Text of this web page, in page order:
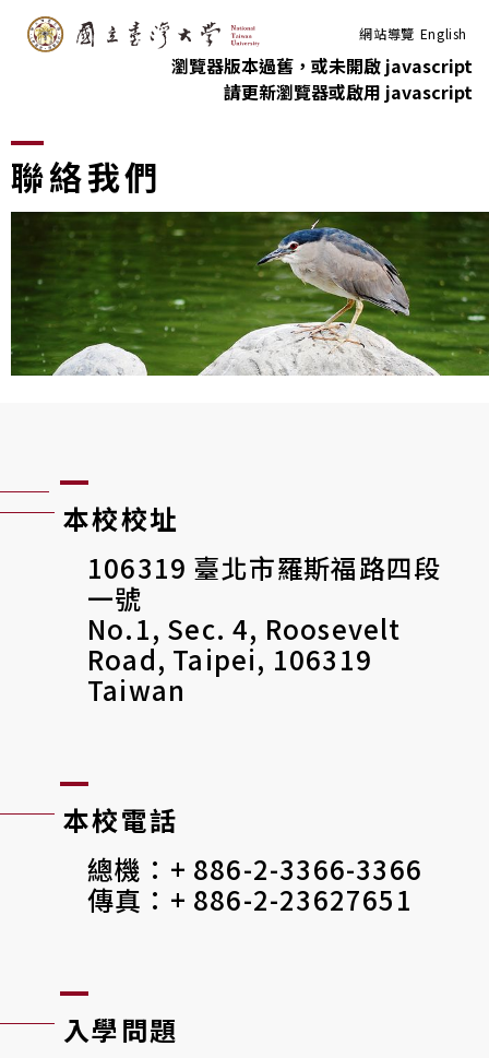
跳到主要內容 網站導覽 English
瀏覽器版本過舊，或未開啟 javascript
請更新瀏覽器或啟用 javascript
聯絡我們
本校校址
106319 臺北市羅斯福路四段
一號
No.1, Sec. 4, Roosevelt
Road, Taipei, 106319
Taiwan
本校電話
總機：+ 886-2-3366-3366
傳真：+ 886-2-23627651
入學問題